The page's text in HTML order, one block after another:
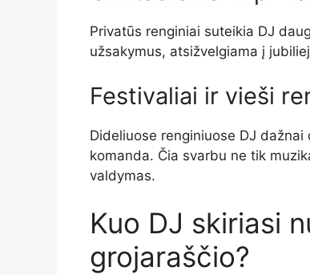
Privatūs renginiai suteikia DJ
užsakymus, atsižvelgiama į
Festivaliai ir vieši
Dideliuose renginiuose DJ
komanda. Čia svarbu ne tik
valdymas.
Kuo DJ skiriasi
grojaraščio?